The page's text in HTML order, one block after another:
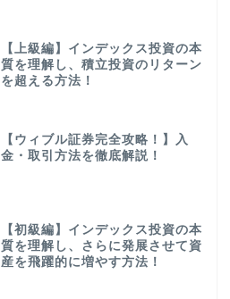
【上級編】インデックス投資の本
質を理解し、積立投資のリターン
を超える方法！
【ウィブル証券完全攻略！】入
金・取引方法を徹底解説！
【初級編】インデックス投資の本
質を理解し、さらに発展させて資
産を飛躍的に増やす方法！